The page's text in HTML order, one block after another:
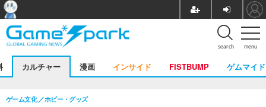
menu
search
カルチャー 漫画 インサイド FISTBUMP ゲムマイド
ゲーム文化 ホビー・グッズ